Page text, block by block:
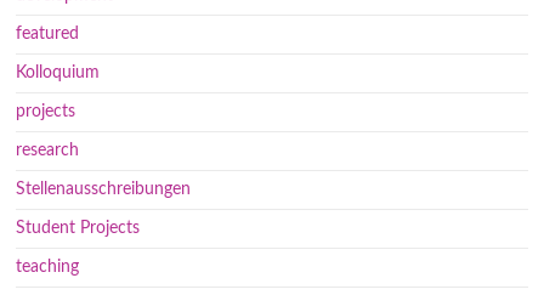
featured
Kolloquium
projects
research
Stellenausschreibungen
Student Projects
teaching